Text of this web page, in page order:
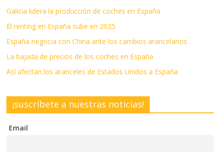
Galicia lidera la producción de coches en España
El renting en España sube en 2025
España negocia con China ante los cambios arancelarios
La bajada de precios de los coches en España
Así afectan los aranceles de Estados Unidos a España
¡suscríbete a nuestras noticias!
Email